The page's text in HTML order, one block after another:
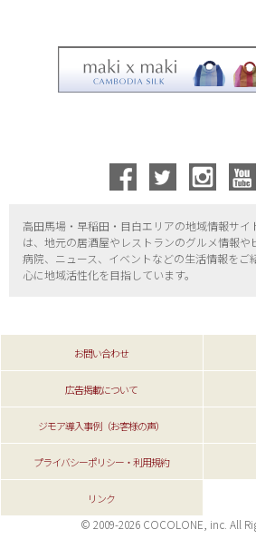
高田馬場・早稲田・目白エリアの地域情報サイ
は、地元の居酒屋やレストランのグルメ情報や
病院、ニュース、イベントなどの生活情報をご
心に地域活性化を目指しています。
お問い合わせ
広告掲載について
ジモア導入事例（お客様の声）
プライバシーポリシー・利用規約
リンク
© 2009-2026 COCOLONE, inc. All